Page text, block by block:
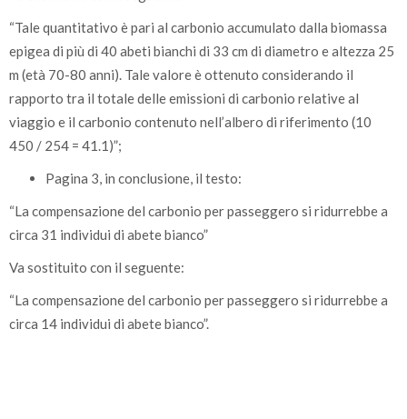
“Tale quantitativo è pari al carbonio accumulato dalla biomassa
epigea di più di 40 abeti bianchi di 33 cm di diametro e altezza 25
m (età 70-80 anni). Tale valore è ottenuto considerando il
rapporto tra il totale delle emissioni di carbonio relative al
viaggio e il carbonio contenuto nell’albero di riferimento (10
450 / 254 = 41.1)”;
Pagina 3, in conclusione, il testo:
“La compensazione del carbonio per passeggero si ridurrebbe a
circa 31 individui di abete bianco”
Va sostituito con il seguente:
“La compensazione del carbonio per passeggero si ridurrebbe a
circa 14 individui di abete bianco”.